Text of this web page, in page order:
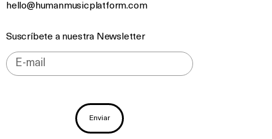
hello@humanmusicplatform.com
Suscríbete a nuestra Newsletter
Enviar